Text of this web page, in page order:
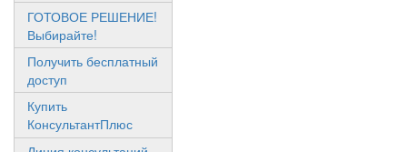
ГОТОВОЕ РЕШЕНИЕ!
Выбирайте!
Получить бесплатный
доступ
Купить
КонсультантПлюс